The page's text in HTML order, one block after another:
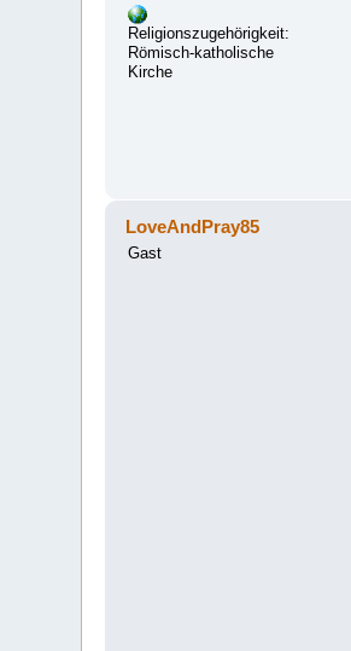
Religionszugehörigkeit:
Römisch-katholische
Kirche
LoveAndPray85
Gast